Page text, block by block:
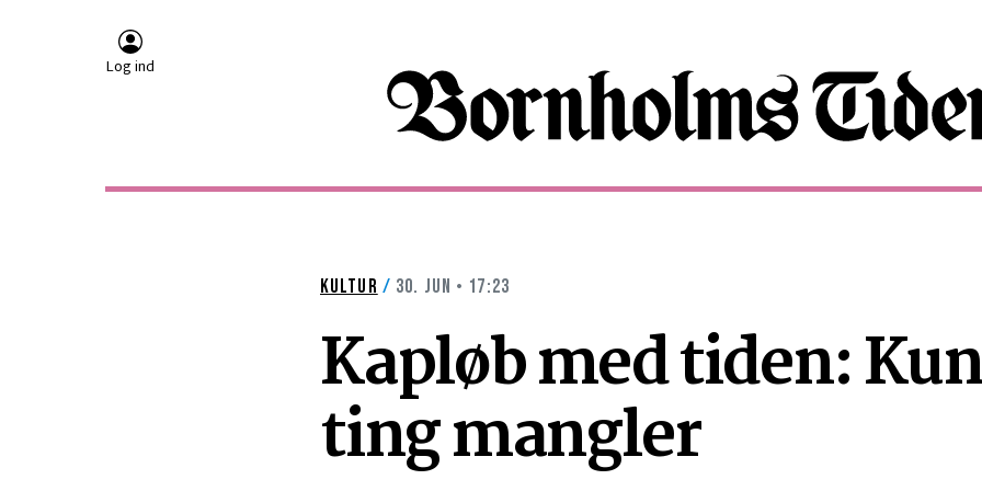
Log ind
KULTUR / 30. JUN • 17:23
Kapløb med tiden:
ting mangler